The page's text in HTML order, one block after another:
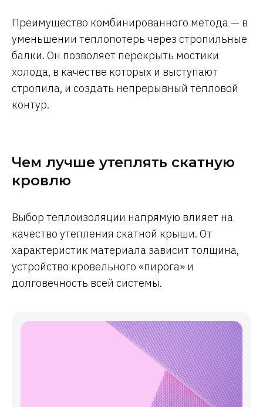
Преимущество комбинированного метода — в
уменьшении теплопотерь через стропильные
балки. Он позволяет перекрыть мостики
холода, в качестве которых и выступают
стропила, и создать непрерывный тепловой
контур.
Чем лучше утеплять скатную
кровлю
Выбор теплоизоляции напрямую влияет на
качество утепления скатной крыши. От
характеристик материала зависит толщина,
устройство кровельного «пирога» и
долговечность всей системы.